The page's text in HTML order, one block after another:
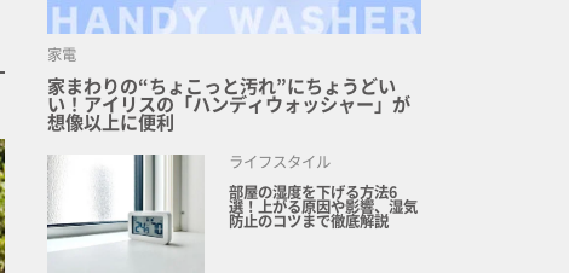
家電
家まわりの“ちょこっと汚れ”にちょうどい
い！アイリスの「ハンディウォッシャー」が
想像以上に便利
ライフスタイル
部屋の湿度を下げる方法6
選！上がる原因や影響、湿気
防止のコツまで徹底解説